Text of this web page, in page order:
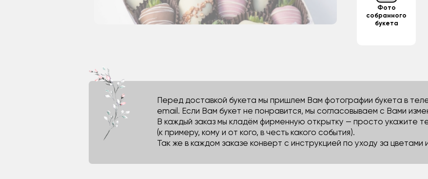
Фото
собранного
букета
Перед доставкой букета мы пришлем Вам фотографии букета в
email. Если Вам букет не понравится, мы согласовываем с Вами
В каждый заказ мы кладём фирменную открытку — просто укажите
(к примеру, кому и от кого, в честь какого события).
Так же в каждом заказе конверт с инструкцией по уходу за